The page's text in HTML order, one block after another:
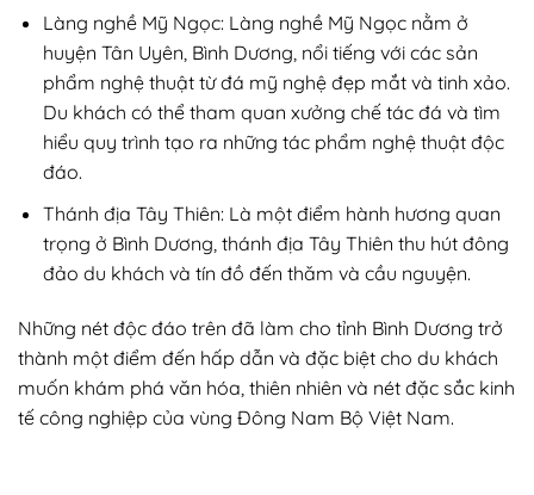
Làng nghề Mỹ Ngọc: Làng nghề Mỹ Ngọc nằm ở
huyện Tân Uyên, Bình Dương, nổi tiếng với các sản
phẩm nghệ thuật từ đá mỹ nghệ đẹp mắt và tinh xảo.
Du khách có thể tham quan xưởng chế tác đá và tìm
hiểu quy trình tạo ra những tác phẩm nghệ thuật độc
đáo.
Thánh địa Tây Thiên: Là một điểm hành hương quan
trọng ở Bình Dương, thánh địa Tây Thiên thu hút đông
đảo du khách và tín đồ đến thăm và cầu nguyện.
Những nét độc đáo trên đã làm cho tỉnh Bình Dương trở
thành một điểm đến hấp dẫn và đặc biệt cho du khách
muốn khám phá văn hóa, thiên nhiên và nét đặc sắc kinh
tế công nghiệp của vùng Đông Nam Bộ Việt Nam.